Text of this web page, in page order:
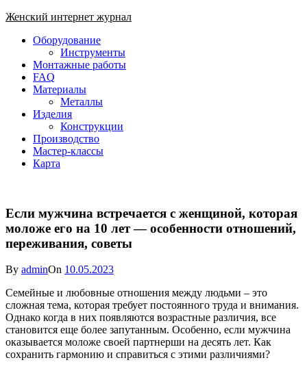
Skip
content
Женский интернет журнал
Close
Оборудование
Инструменты
Монтажные работы
FAQ
Материалы
Металлы
Изделия
Конструкции
Производство
Мастер-классы
Карта
Если мужчина встречается с женщиной, которая
моложе его на 10 лет — особенности отношений,
переживания, советы
By adminOn 10.05.2023
Семейные и любовные отношения между людьми – это
сложная тема, которая требует постоянного труда и внимания.
Однако когда в них появляются возрастные различия, все
становится еще более запутанным. Особенно, если мужчина
оказывается моложе своей партнерши на десять лет. Как
сохранить гармонию и справиться с этими различиями?